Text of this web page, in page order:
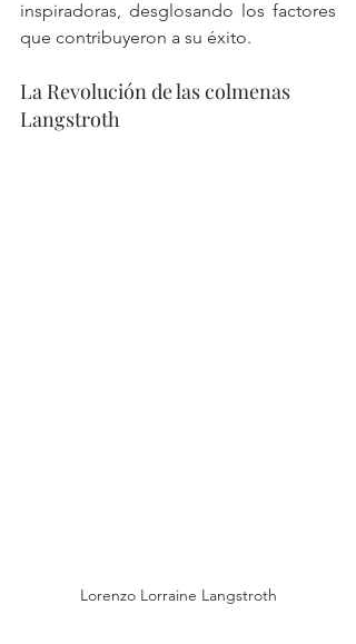
inspiradoras, desglosando los factores
que contribuyeron a su éxito.
La Revolución de las colmenas
Langstroth
Lorenzo Lorraine Langstroth